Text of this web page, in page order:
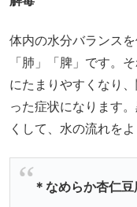
体内の水分バランス
「肺」「脾」です。
にたまりやすくなり
った症状になります
くして、水の流れを
＊なめらか杏仁